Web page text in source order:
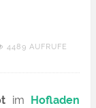
4489 AUFRUFE
im
Hofladen